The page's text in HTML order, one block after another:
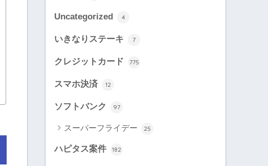
Uncategorized 4
いきなりステーキ 7
クレジットカード 775
スマホ決済 12
ソフトバンク 97
スーパーフライデー 25
ハピタス案件 182